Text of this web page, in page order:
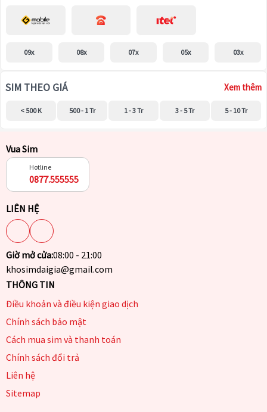
09x 08x 07x 05x 03x
SIM THEO GIÁ Xem thêm
< 500 K 500 - 1 Tr 1 - 3 Tr 3 - 5 Tr 5 - 10 Tr
Vua Sim
Hotline
0877.555555
LIÊN HỆ
Giờ mở cửa:08:00 - 21:00
khosimdaigia@gmail.com
THÔNG TIN
Điều khoản và điều kiện giao dịch
Chính sách bảo mật
Cách mua sim và thanh toán
Chính sách đổi trả
Liên hệ
Sitemap